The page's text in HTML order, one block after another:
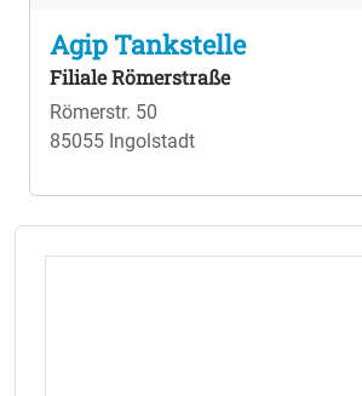
Agip Tankstelle
Filiale Römerstraße
Römerstr. 50
85055 Ingolstadt